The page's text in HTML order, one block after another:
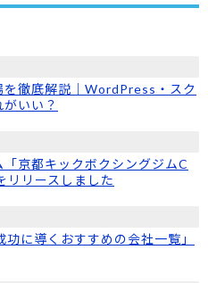
徹底解説｜WordPress・スク
いい？
京都キックボクシングジムC
リリースしました
に導くおすすめの会社一覧」